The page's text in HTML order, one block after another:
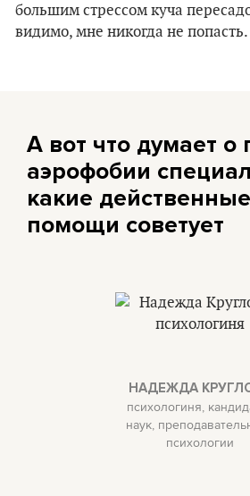
большим стрессом куча
видимо, мне никогда не попасть.
А вот что думает о
аэрофобии
какие
помощи советует
НАДЕЖДА
психологиня,
наук,
психологии